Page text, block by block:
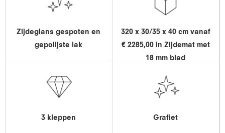
Zijdeglans gespoten en
gepolijste lak
320 x 30/35 x 40 cm vanaf
€ 2285,00 in Zijdemat met
18 mm blad
3 kleppen Grafiet